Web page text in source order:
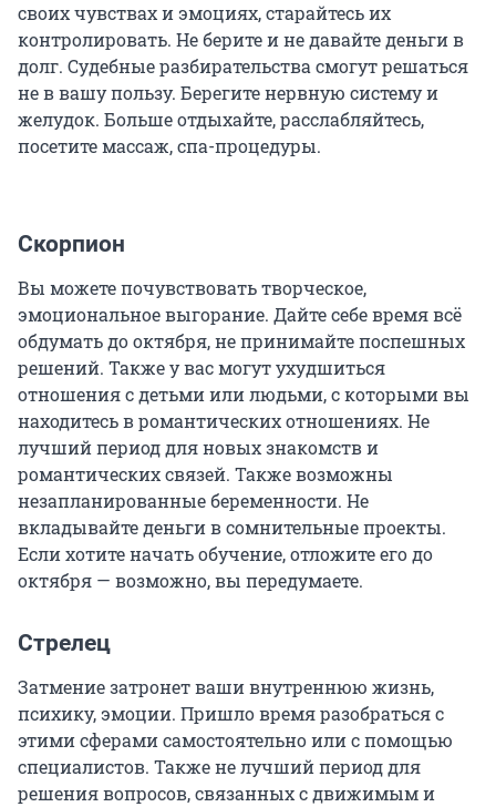
своих чувствах и эмоциях, старайтесь их
контролировать. Не берите и не давайте деньги в
долг. Судебные разбирательства смогут решаться
не в вашу пользу. Берегите нервную систему и
желудок. Больше отдыхайте, расслабляйтесь,
посетите массаж, спа-процедуры.
Скорпион
Вы можете почувствовать творческое,
эмоциональное выгорание. Дайте себе время всё
обдумать до октября, не принимайте поспешных
решений. Также у вас могут ухудшиться
отношения с детьми или людьми, с которыми вы
находитесь в романтических отношениях. Не
лучший период для новых знакомств и
романтических связей. Также возможны
незапланированные беременности. Не
вкладывайте деньги в сомнительные проекты.
Если хотите начать обучение, отложите его до
октября — возможно, вы передумаете.
Стрелец
Затмение затронет ваши внутреннюю жизнь,
психику, эмоции. Пришло время разобраться с
этими сферами самостоятельно или с помощью
специалистов. Также не лучший период для
решения вопросов, связанных с движимым и